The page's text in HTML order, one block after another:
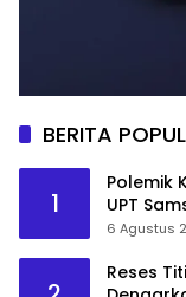
BERITA
1
Polemik
UPT
6 Agustus
Reses